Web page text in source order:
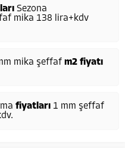
Sezona
mika 138 lira+kdv
mika şeffaf m2 fiyatı
fiyatları 1 mm şeffaf